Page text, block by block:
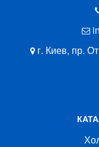
г. Киев, пр.